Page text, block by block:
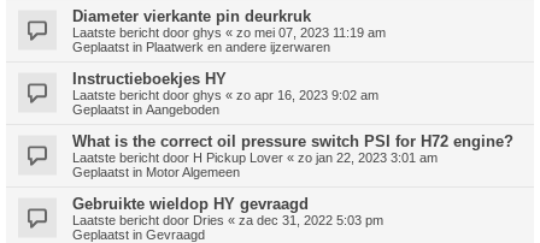
Diameter vierkante pin deurkruk
Laatste bericht door ghys « zo mei 07, 2023 11:19 am
Geplaatst in Plaatwerk en andere ijzerwaren
Instructieboekjes HY
Laatste bericht door ghys « zo apr 16, 2023 9:02 am
Geplaatst in Aangeboden
What is the correct oil pressure switch PSI for H72 engine?
Laatste bericht door H Pickup Lover « zo jan 22, 2023 3:01 am
Geplaatst in Motor Algemeen
Gebruikte wieldop HY gevraagd
Laatste bericht door Dries « za dec 31, 2022 5:03 pm
Geplaatst in Gevraagd